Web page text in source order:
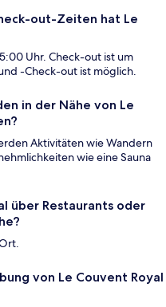
out-Zeiten hat Le
Uhr. Check-out ist um
-Check-out ist möglich.
in der Nähe von Le
Aktivitäten wie Wandern
wie eine Sauna
über Restaurants oder
von Le Couvent Royal